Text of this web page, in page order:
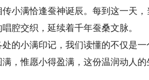
满恰逢蚕神诞辰。每到这一天，
腔交织，延续着千年蚕桑文脉。
小满印记，我们读懂的不仅是一
，惟愿小得盈满，这份温润动人的